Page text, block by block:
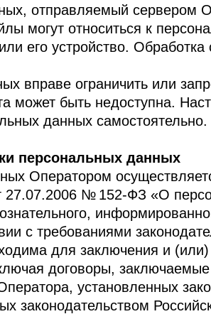
отправляемый сервером
могут относиться к
его устройство.
вправе ограничить или
может быть недоступна.
данных
персональных данных
Оператором
27.07.2006 № 152-ФЗ «О
с требованиями
для заключения и
договоры,
установленных
законодательством